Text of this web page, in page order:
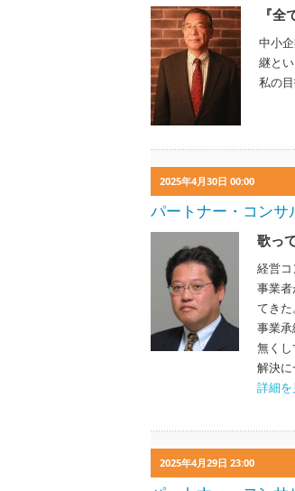
『
中小
継と
私の
2025年4月30日 00:00
パートナー・コン
歌っ
経営コ
事業
てきた。
事業
無く
解決に
詳細を
2025年4月29日 23:00